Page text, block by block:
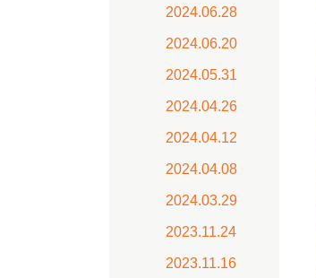
2024.06.28
2024.06.20
2024.05.31
2024.04.26
2024.04.12
2024.04.08
2024.03.29
2023.11.24
2023.11.16